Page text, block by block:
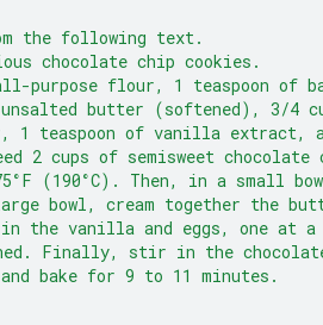
the following text.
chocolate chip cookies.
purpose flour, 1 teaspoon of
butter (softened), 3/4
1 teaspoon of vanilla extract,
2 cups of semisweet chocolate
(190°C). Then, in a small
bowl, cream together the
vanilla and eggs, one at a
Finally, stir in the chocolate
bake for 9 to 11 minutes.